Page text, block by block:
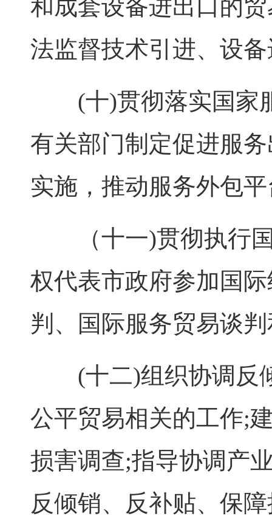
和成套设备进出口的
法监督技术引进、设
(十)贯彻落实国家服
有关部门制定促进服
实施，推动服务外包
（十一)贯彻执行国
权代表市政府参加国
判、国际服务贸易谈
(十二)组织协调反倾
公平贸易相关的工作;
损害调查;指导协调产
反倾销、反补贴、保